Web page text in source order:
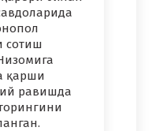
сотиш
қарши
равишда